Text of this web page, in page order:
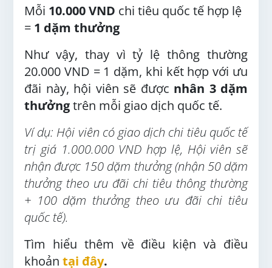
Mỗi 10.000 VND chi tiêu quốc tế hợp lệ
= 1 dặm thưởng
Như vậy, thay vì tỷ lệ thông thường
20.000 VND = 1 dặm, khi kết hợp với ưu
đãi này, hội viên sẽ được nhân 3 dặm
thưởngtrên mỗi giao dịch quốc tế.
Ví dụ: Hội viên có giao dịch chi tiêu quốc tế
trị giá 1.000.000 VND hợp lệ, Hội viên sẽ
nhận được 150 dặm thưởng (nhận 50 dặm
thưởng theo ưu đãi chi tiêu thông thường
+ 100 dặm thưởng theo ưu đãi chi tiêu
quốc tế).
Tìm hiểu thêm về điều kiện và điều
khoản tại đây.